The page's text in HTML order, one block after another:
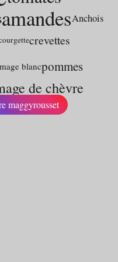
amandesAnchois
crevettes
blancpommes
de chèvre
maggyrousset